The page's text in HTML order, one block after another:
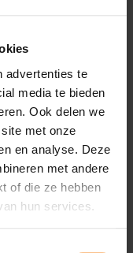
advertenties te
media te bieden
Ook delen we
met onze
en analyse. Deze
met andere
of die ze hebben
hun services.